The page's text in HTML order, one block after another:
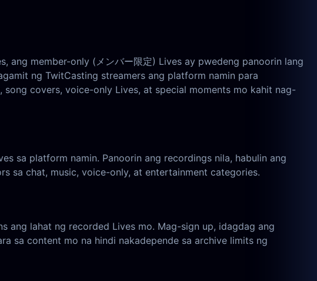
member-only (メンバー限定) Lives ay pwedeng panoorin lang
ng TwitCasting streamers ang platform namin para
covers, voice-only Lives, at special moments mo kahit nag-
sa platform namin. Panoorin ang recordings nila, habulin ang
sa chat, music, voice-only, at entertainment categories.
ang lahat ng recorded Lives mo. Mag-sign up, idagdag ang
sa content mo na hindi nakadepende sa archive limits ng